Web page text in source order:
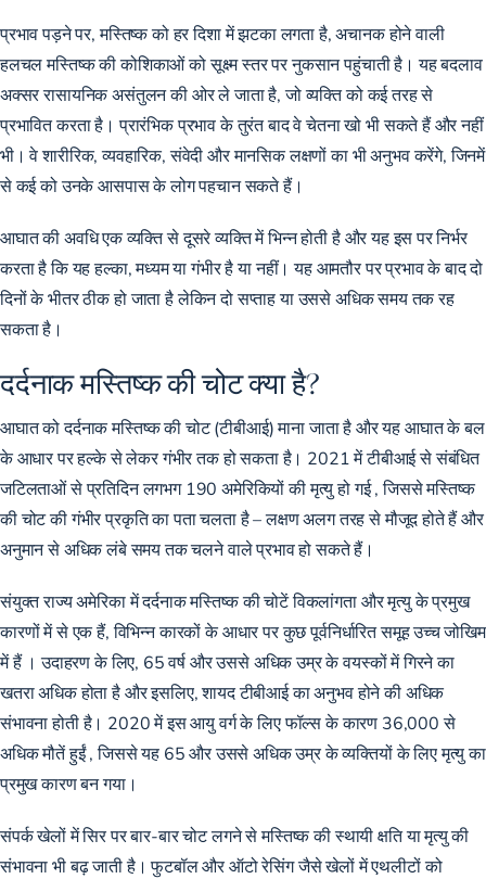
प्रभाव पड़ने पर, मस्तिष्क को हर दिशा में झटका लगता है, अचानक होने वाली
हलचल मस्तिष्क की कोशिकाओं को सूक्ष्म स्तर पर नुकसान पहुंचाती है। यह बदलाव
अक्सर रासायनिक असंतुलन की ओर ले जाता है, जो व्यक्ति को कई तरह से
प्रभावित करता है। प्रारंभिक प्रभाव के तुरंत बाद वे चेतना खो भी सकते हैं और नहीं
भी। वे शारीरिक, व्यवहारिक, संवेदी और मानसिक लक्षणों का भी अनुभव करेंगे, जिनमें
से कई को उनके आसपास के लोग पहचान सकते हैं।
आघात की अवधि एक व्यक्ति से दूसरे व्यक्ति में भिन्न होती है और यह इस पर निर्भर
करता है कि यह हल्का, मध्यम या गंभीर है या नहीं। यह आमतौर पर प्रभाव के बाद दो
दिनों के भीतर ठीक हो जाता है लेकिन दो सप्ताह या उससे अधिक समय तक रह
सकता है।
दर्दनाक मस्तिष्क की चोट क्या है?
आघात को दर्दनाक मस्तिष्क की चोट (टीबीआई) माना जाता है और यह आघात के बल
के आधार पर हल्के से लेकर गंभीर तक हो सकता है। 2021 मेंटीबीआई से संबंधित
जटिलताओं से प्रतिदिन लगभग 190 अमेरिकियों की मृत्यु हो गई, जिससे मस्तिष्क
की चोट की गंभीर प्रकृति का पता चलता है – लक्षण अलग तरह से मौजूद होते हैं और
अनुमान से अधिक लंबे समय तक चलने वाले प्रभाव हो सकते हैं।
संयुक्त राज्य अमेरिका में दर्दनाक मस्तिष्क की चोटें विकलांगता और मृत्यु के प्रमुख
कारणों में से एक हैं, विभिन्न कारकों के आधार पर कुछ पूर्वनिर्धारित समूह उच्च जोखिम
में हैं । उदाहरण के लिए, 65 वर्ष और उससे अधिक उम्र के वयस्कों में गिरने का
खतरा अधिक होता है और इसलिए, शायद टीबीआई का अनुभव होने की अधिक
संभावना होती है। 2020 में इस आयु वर्ग के लिए फॉल्स केकारण 36,000 से
अधिक मौतें हुईं, जिससे यह 65 और उससे अधिक उम्र के व्यक्तियों के लिए मृत्यु का
प्रमुख कारण बन गया।
संपर्क खेलों में सिर पर बार-बार चोट लगने से मस्तिष्क की स्थायी क्षति या मृत्यु की
संभावना भी बढ़ जाती है। फुटबॉल और ऑटो रेसिंग जैसे खेलों में एथलीटों को